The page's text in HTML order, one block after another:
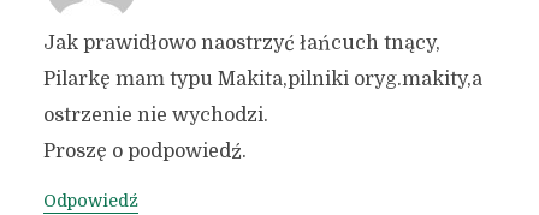
Jak prawidłowo naostrzyć łańcuch tnący,
Pilarkę mam typu Makita,pilniki oryg.makity,a
ostrzenie nie wychodzi.
Proszę o podpowiedź.
Odpowiedź